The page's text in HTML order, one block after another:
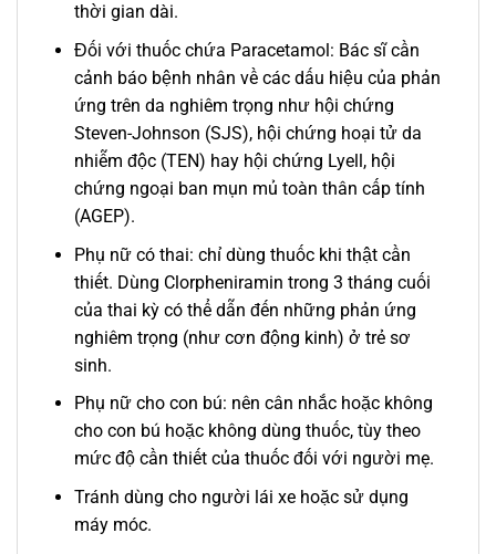
thời gian dài.
Đối với thuốc chứa Paracetamol: Bác sĩ cần
cảnh báo bệnh nhân về các dấu hiệu của phản
ứng trên da nghiêm trọng như hội chứng
Steven-Johnson (SJS), hội chứng hoại tử da
nhiễm độc (TEN) hay hội chứng Lyell, hội
chứng ngoại ban mụn mủ toàn thân cấp tính
(AGEP).
Phụ nữ có thai: chỉ dùng thuốc khi thật cần
thiết. Dùng Clorpheniramin trong 3 tháng cuối
của thai kỳ có thể dẫn đến những phản ứng
nghiêm trọng (như cơn động kinh) ở trẻ sơ
sinh.
Phụ nữ cho con bú: nên cân nhắc hoặc không
cho con bú hoặc không dùng thuốc, tùy theo
mức độ cần thiết của thuốc đối với người mẹ.
Tránh dùng cho người lái xe hoặc sử dụng
máy móc.